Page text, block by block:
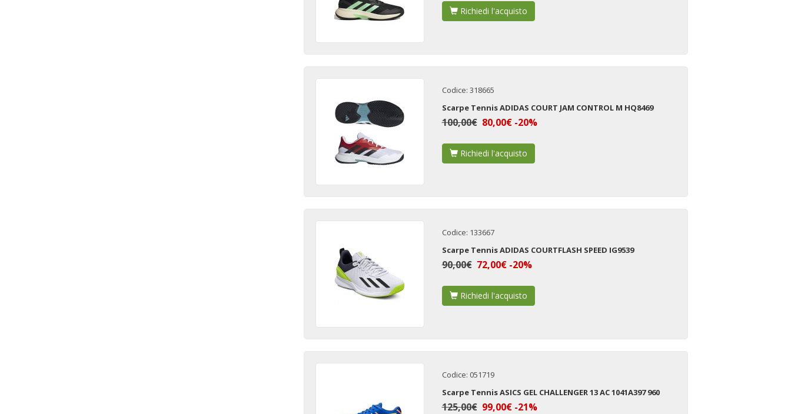
Richiedi l'acquisto
Codice: 318665
Scarpe Tennis ADIDAS COURT JAM CONTROL M HQ8469
100,00€ 80,00€ -20%
Richiedi l'acquisto
Codice: 133667
Scarpe Tennis ADIDAS COURTFLASH SPEED IG9539
90,00€ 72,00€ -20%
Richiedi l'acquisto
Codice: 051719
Scarpe Tennis ASICS GEL CHALLENGER 13 AC 1041A397 960
125,00€ 99,00€ -21%